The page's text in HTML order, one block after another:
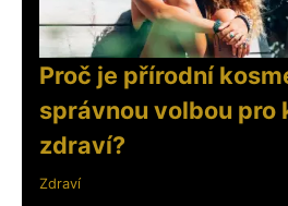
Proč je přírodní
správnou volbou pro
zdraví?
Zdraví